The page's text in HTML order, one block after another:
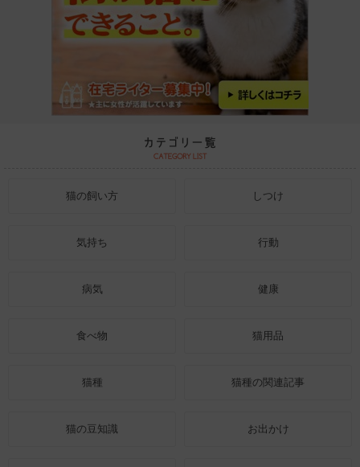
猫の飼い方 しつけ
気持ち 行動
病気 健康
食べ物 猫用品
猫種 猫種の関連記事
猫の豆知識 お出かけ